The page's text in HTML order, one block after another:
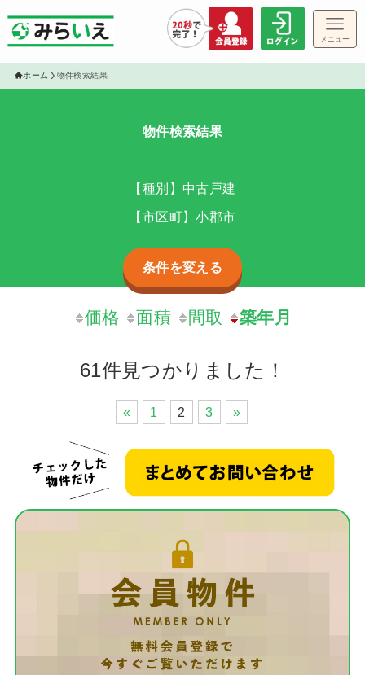
住宅
メニュー
ホーム 物件検索結果
物件検索結果
【種別】中古戸建
【市区町】小郡市
条件を変える
価格 面積 間取 築年月
61件見つかりました！
« 1 2 3 »